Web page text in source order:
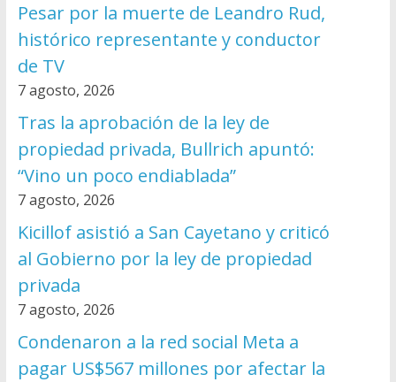
Pesar por la muerte de Leandro Rud,
histórico representante y conductor
de TV
7 agosto, 2026
Tras la aprobación de la ley de
propiedad privada, Bullrich apuntó:
“Vino un poco endiablada”
7 agosto, 2026
Kicillof asistió a San Cayetano y criticó
al Gobierno por la ley de propiedad
privada
7 agosto, 2026
Condenaron a la red social Meta a
pagar US$567 millones por afectar la